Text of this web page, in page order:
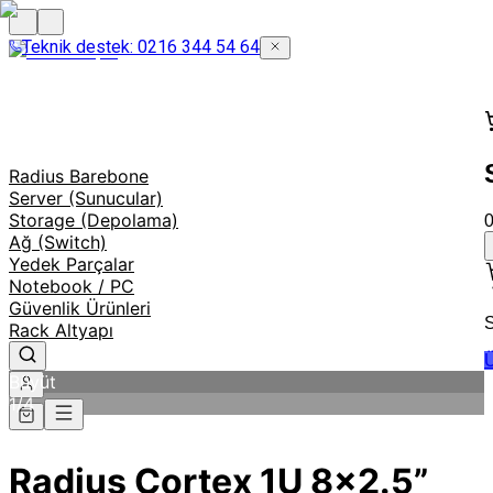
Teknik destek: 0216 344 54 64
Radius Barebone
Server (Sunucular)
Storage (Depolama)
Ağ (Switch)
Yedek Parçalar
Notebook / PC
Güvenlik Ürünleri
Rack Altyapı
0
Büyüt
1/4
Radius Cortex 1U 8x2.5”